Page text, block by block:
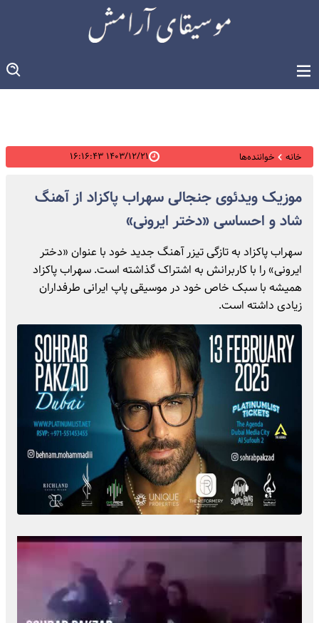
خانه خواننده‌ها ۱۴۰۳/۱۲/۲۱ ۱۶:۱۶:۴۳
موزیک ویدئوی جنجالی سهراب پاکزاد از آهنگ
شاد و احساسی «دختر ایرونی»
سهراب پاکزاد به تازگی تیزر آهنگ جدید خود با عنوان «دختر
ایرونی» را با کاربرانش به اشتراک گذاشته است. سهراب پاکزاد
همیشه با سبک خاص خود در موسیقی پاپ ایرانی طرفداران
زیادی داشته است.